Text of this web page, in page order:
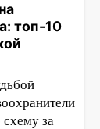
топ-10
за